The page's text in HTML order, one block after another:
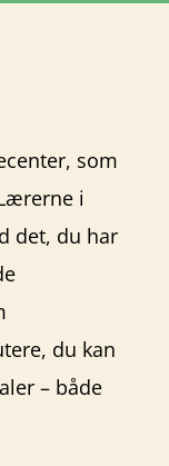
som
i
det, du har
du kan
– både